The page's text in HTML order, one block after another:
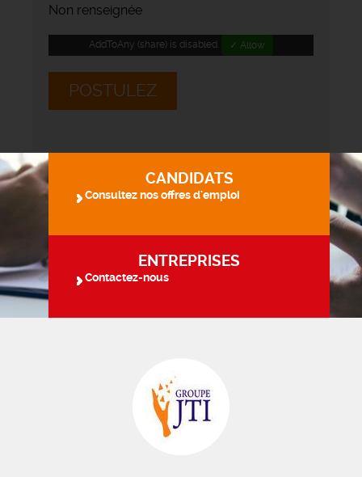
Non renseignée
AddToAny (share) is disabled. ✓ Allow
POSTULEZ
CANDIDATS
Consultez nos offres d'emploi
ENTREPRISES
Contactez-nous